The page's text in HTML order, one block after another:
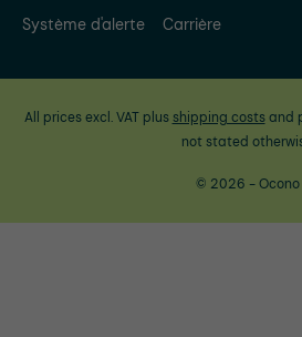
Système d'alerte
Carrière
All prices excl. VAT plus shipping costsand
not stated
© 2026 - Ocono